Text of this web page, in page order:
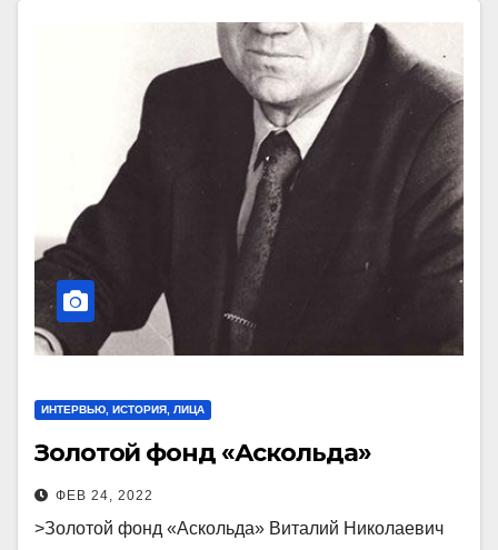
ИНТЕРВЬЮ, ИСТОРИЯ, ЛИЦА
Золотой фонд «Аскольда»
ФЕВ 24, 2022
>Золотой фонд «Аскольда» Виталий Николаевич